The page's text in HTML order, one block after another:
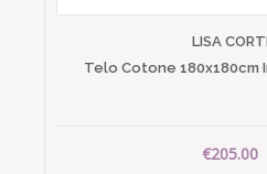
LISA CORTI
Telo Cotone 180x180cm
€205.00